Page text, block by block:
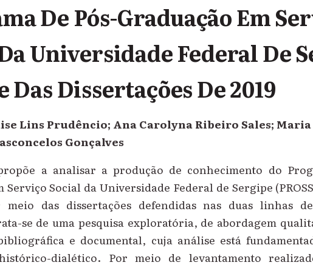
De Pós-Graduação Em
Universidade Federal De
Das Dissertações De 2019
Lins Prudêncio; Ana Carolyna Ribeiro Sales; Maria
Gonçalves
a analisar a produção de conhecimento do
Serviço Social da Universidade Federal de Sergipe
meio das dissertações defendidas nas duas linhas
se de uma pesquisa exploratória, de abordagem
e documental, cuja análise está
dialético. Por meio de levantamento